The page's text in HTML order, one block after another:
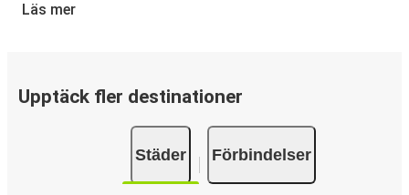
kort, Swish, PayPal, Google Pay och Apple Pay. N/A.
Läs mer
Upptäck fler destinationer
Städer Förbindelser